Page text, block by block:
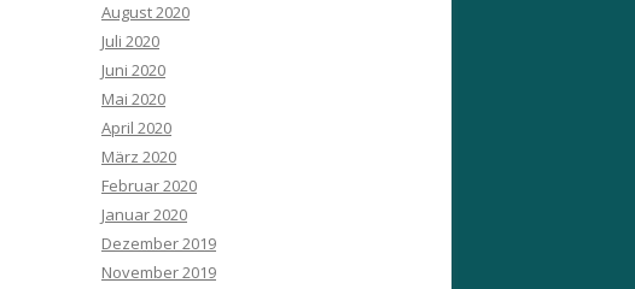
August 2020
Juli 2020
Juni 2020
Mai 2020
April 2020
März 2020
Februar 2020
Januar 2020
Dezember 2019
November 2019